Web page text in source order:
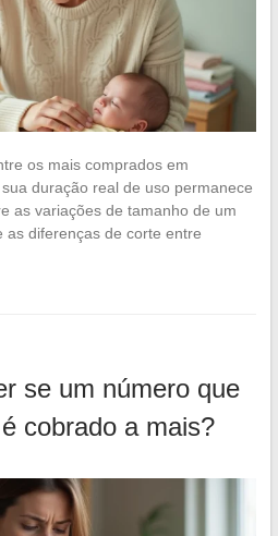
os mais comprados em
duração real de uso permanece
as variações de tamanho de um
as diferenças de corte entre
se um número que
cobrado a mais?